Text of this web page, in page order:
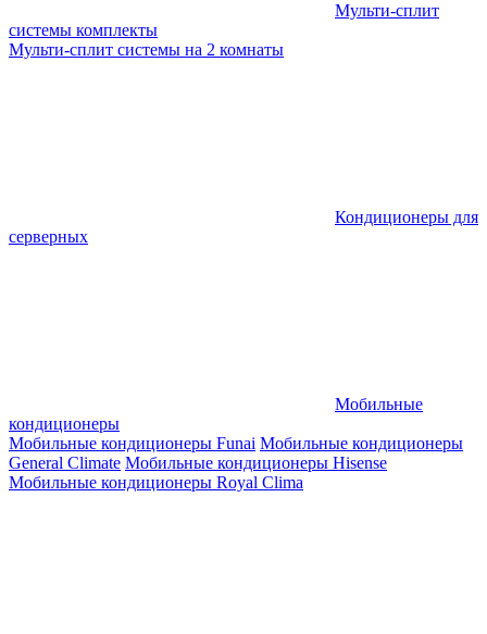
Мульти-сплит
системы комплекты
Мульти-сплит системы на 2 комнаты
Кондиционеры для
серверных
Мобильные
кондиционеры
Мобильные кондиционеры Funai Мобильные кондиционеры
General Climate Мобильные кондиционеры Hisense
Мобильные кондиционеры Royal Clima